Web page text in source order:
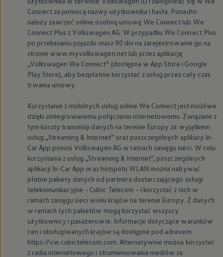
Connect za pomocą nazwy użytkownika i hasła. Ponadto
należy zawrzeć online osobną umowę We Connect lub We
Connect Plus z Volkswagen AG. W przypadku We Connect Plus
po przekazaniu pojazdu masz 90 dni na zarejestrowanie go na
stronie www.myvolkswagen.net lub przez aplikację
„Volkswagen We Connect” (dostępna w App Store i Google
Play Store), aby bezpłatnie korzystać z usług przez cały czas
trwania umowy.
Korzystanie z mobilnych usług online We Connect jest możliwe
dzięki zintegrowanemu połączeniu internetowemu. Związane z
tym koszty transmisji danych na terenie Europy za wyjątkiem
usług „Streaming & Internet” oraz poszczególnych aplikacji In-
Car App ponosi Volkswagen AG w ramach zasięgu sieci. W celu
korzystania z usług „Streaming & Internet”, poszczególnych
aplikacji In-Car App oraz hotspotu WLAN można nabywać
płatne pakiety danych od partnera dostarczającego usługi
telekomunikacyjne – Cubic Telecom – i korzystać z nich w
ramach zasięgu sieci wielu krajów na terenie Europy. Z danych
w ramach tych pakietów mogą korzystać wszyscy
użytkownicy i pasażerowie. Informacje dotyczące warunków
cen i obsługiwanych krajów są dostępne pod adresem
https://vw.cubictelecom.com. Alternatywnie można korzystać
z radia internetowego i strumieniowania mediów za